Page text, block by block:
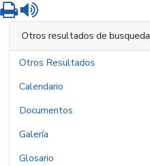
Imprimir
Otros resultados de busqueda
Otros Resultados
Calendario
Documentos
Galería
Glosario